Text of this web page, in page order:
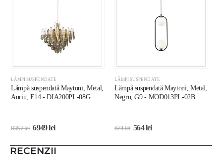
LĂMPI SUSPENDATE
Lămpă suspendată Maytoni, Metal,
Auriu, E14 - DIA200PL-08G
8357lei 6949lei
LĂMPI SUSPENDATE
Lămpă suspendată Maytoni, Metal,
Negru, G9 - MOD013PL-02B
674lei 564lei
RECENZII